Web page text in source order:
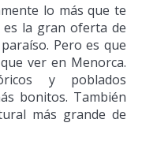
lo más que te
es la gran oferta de
Pero es que
ver en Menorca.
y poblados
bonitos. También
más grande de